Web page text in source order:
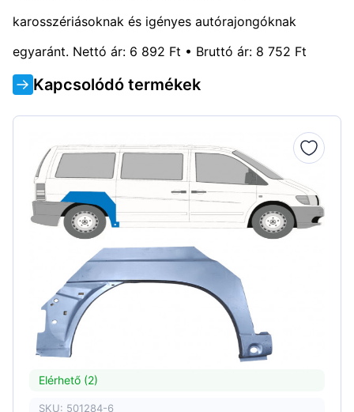
karosszériásoknak és igényes autórajongóknak
egyaránt. Nettó ár: 6 892 Ft • Bruttó ár: 8 752 Ft
Kapcsolódó termékek
Elérhető (2)
SKU: 501284-6